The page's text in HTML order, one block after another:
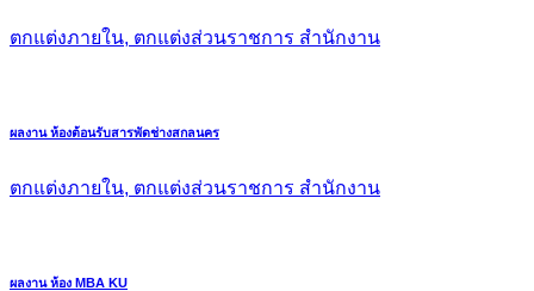
ตกแต่งภายใน, ตกแต่งส่วนราชการ สำนักงาน
ผลงาน ห้องต้อนรับสารพัดช่างสกลนคร
ตกแต่งภายใน, ตกแต่งส่วนราชการ สำนักงาน
ผลงาน ห้อง MBA KU